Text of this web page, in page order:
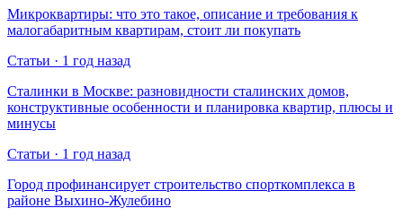
Микроквартиры: что это такое, описание и требования к
малогабаритным квартирам, стоит ли покупать
Статьи · 1 год назад
Сталинки в Москве: разновидности сталинских домов,
конструктивные особенности и планировка квартир, плюсы и
минусы
Статьи · 1 год назад
Город профинансирует строительство спорткомплекса в
районе Выхино-Жулебино